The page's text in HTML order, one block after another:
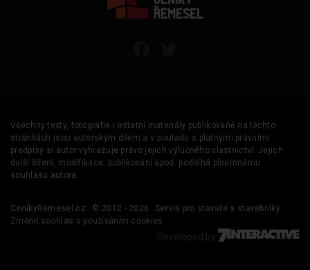
Všechny texty, fotografie i ostatní materiály publikované na těchto
stránkách jsou autorským dílem a v souladu s platnými právními
předpisy si autor vyhrazuje právo jejich výlučného vlastnictví. Jejich
další šíření, modifikace, publikování apod. podléhá písemnému
souhlasu autora.
CenikyRemesel.cz © 2012 - 2026
Servis pro stavaře a stavebníky
Změnit souhlas s používáním cookies
Developed by